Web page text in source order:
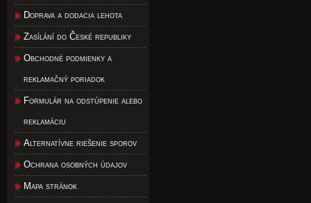
Doprava a dodacia lehota
Zasílání do České republiky
Obchodné podmienky a
reklamačný poriadok
Formulár na odstúpenie alebo
reklamáciu
Alternatívne riešenie sporov
Ochrana osobných údajov
Mapa stránok